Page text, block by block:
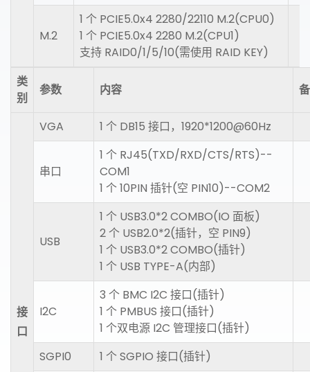
M.2
1 个 PCIE5.0x4 2280/22110 M.2(CPU0)
1 个 PCIE5.0x4 2280 M.2(CPU1)
支持 RAID0/1/5/10(需使用 RAID KEY)
类
别
参数 内容
接
口
VGA 1 个 DB15 接口，1920*1200@60Hz
串口
1 个 RJ45(TXD/RXD/CTS/RTS)--
COM1
1 个 10PIN 插针(空 PIN10)--COM2
USB
1 个 USB3.0*2 COMBO(IO 面板)
2 个 USB2.0*2(插针，空 PIN9)
1 个 USB3.0*2 COMBO(插针)
1 个 USB TYPE-A(内部)
I2C
3 个 BMC I2C 接口(插针)
1 个 PMBUS 接口(插针)
1 个双电源 I2C 管理接口(插针)
SGPI0
1 个 SGPIO 接口(插针)